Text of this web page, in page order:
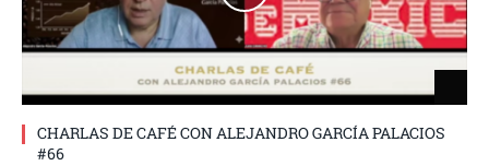
CHARLAS DE CAFÉ CON ALEJANDRO GARCÍA PALACIOS
#66